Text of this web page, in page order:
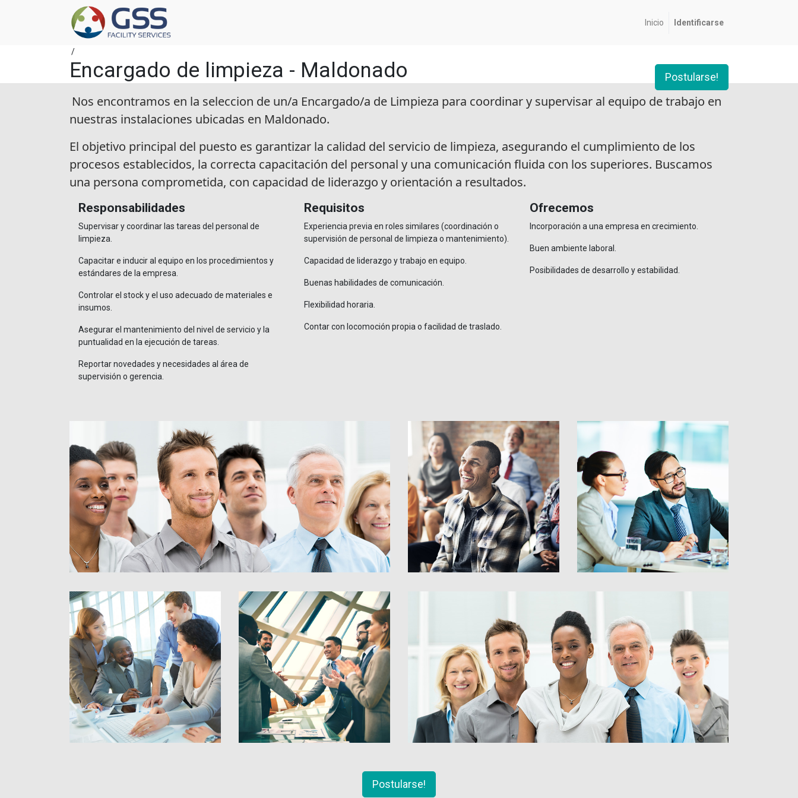
Inicio Identificarse
Postularse!
/
Encargado de limpieza - Maldonado
Nos encontramos en la seleccion de un/a Encargado/a de Limpieza para coordinar y supervisar al equipo de trabajo en
nuestras instalaciones ubicadas en Maldonado.
El objetivo principal del puesto es garantizar la calidad del servicio de limpieza, asegurando el cumplimiento de los
procesos establecidos, la correcta capacitación del personal y una comunicación fluida con los superiores. Buscamos
una persona comprometida, con capacidad de liderazgo y orientación a resultados.
Responsabilidades
Supervisar y coordinar las tareas del personal de
limpieza.
Capacitar e inducir al equipo en los procedimientos y
estándares de la empresa.
Controlar el stock y el uso adecuado de materiales e
insumos.
Asegurar el mantenimiento del nivel de servicio y la
puntualidad en la ejecución de tareas.
Reportar novedades y necesidades al área de
supervisión o gerencia.
Requisitos
Experiencia previa en roles similares (coordinación o
supervisión de personal de limpieza o mantenimiento).
Capacidad de liderazgo y trabajo en equipo.
Buenas habilidades de comunicación.
Flexibilidad horaria.
Contar con locomoción propia o facilidad de traslado.
Ofrecemos
Incorporación a una empresa en crecimiento.
Buen ambiente laboral.
Posibilidades de desarrollo y estabilidad.
Postularse!